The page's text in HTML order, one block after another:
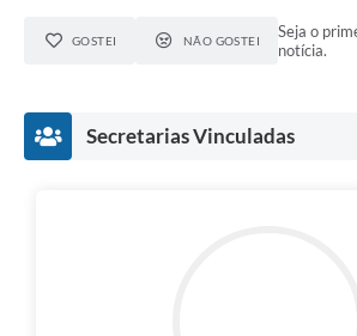
GOSTEI NÃO GOSTEI
Seja o
notícia.
Secretarias Vinculadas